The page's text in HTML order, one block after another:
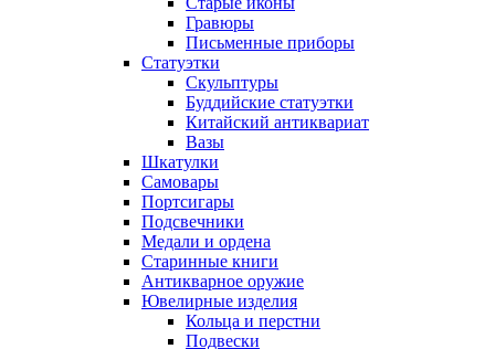
Гравюры
Письменные приборы
Статуэтки
Скульптуры
Буддийские статуэтки
Китайский антиквариат
Вазы
Шкатулки
Самовары
Портсигары
Подсвечники
Медали и ордена
Старинные книги
Антикварное оружие
Ювелирные изделия
Кольца и перстни
Подвески